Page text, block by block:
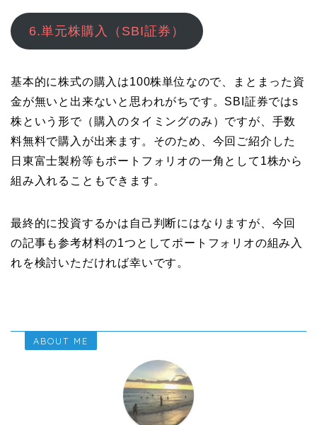
6.単元株購入（SBI証券）
基本的に株式の購入は100株単位なので、まとまった資
金が無いと出来ないと思われがちです。SBI証券ではs
株という形で（購入のタイミングのみ）ですが、手数
料無料で購入が出来ます。そのため、今回ご紹介した
日東富士製粉等もポートフォリオの一角として1株から
組み入れることもできます。
最終的に投資するかは自己判断にはなりますが、今回
の記事も参考材料の1つとしてポートフォリオの組み入
れを検討いただければ幸いです。
ABOUT ME